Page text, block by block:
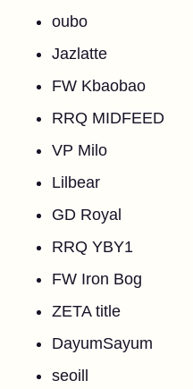
oubo
Jazlatte
FW Kbaobao
RRQ MIDFEED
VP Milo
Lilbear
GD Royal
RRQ YBY1
FW Iron Bog
ZETA title
DayumSayum
seoill